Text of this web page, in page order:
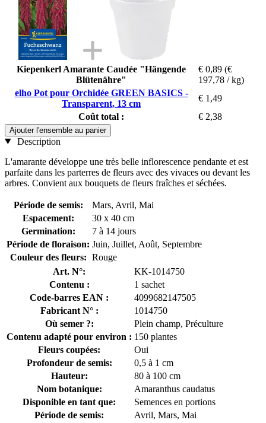
Kiepenkerl Amarante Caudée "Hängende
Blütenähre"
€ 0,89 (€
197,78 / kg)
elho Pot pour Orchidée GREEN BASICS -
Transparent, 13 cm
€ 1,49
Coût total :
€ 2,38
Ajouter l'ensemble au panier
Description
L'amarante développe une très belle inflorescence pendante et est
parfaite dans les parterres de fleurs avec des vivaces ou devant les
arbres. Convient aux bouquets de fleurs fraîches et séchées.
Période de semis:
Mars, Avril, Mai
Espacement:
30 x 40 cm
Germination:
7 à 14 jours
Période de floraison: Juin, Juillet, Août, Septembre
Couleur des fleurs: Rouge
Art. N°:
KK-1014750
Contenu :
1 sachet
Code-barres EAN :
4099682147505
Fabricant N° :
1014750
Où semer ?:
Plein champ, Préculture
Contenu adapté pour environ : 150 plantes
Fleurs coupées:
Oui
Profondeur de semis:
0,5 à 1 cm
Hauteur:
80 à 100 cm
Nom botanique:
Amaranthus caudatus
Disponible en tant que:
Semences en portions
Période de semis:
Avril, Mars, Mai